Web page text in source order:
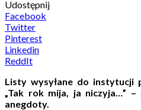
Udostępnij
Facebook
Twitter
Pinterest
Linkedin
ReddIt
Listy wysyłane do instytucji
„Tak rok mija, ja niczyja…” –
anegdoty.